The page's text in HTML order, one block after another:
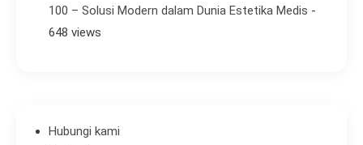
100 – Solusi Modern dalam Dunia Estetika Medis -
648 views
Hubungi kami